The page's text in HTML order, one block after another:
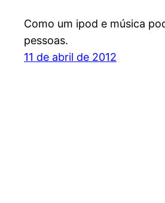
Como um ipod e música
pessoas.
11 de abril de 2012